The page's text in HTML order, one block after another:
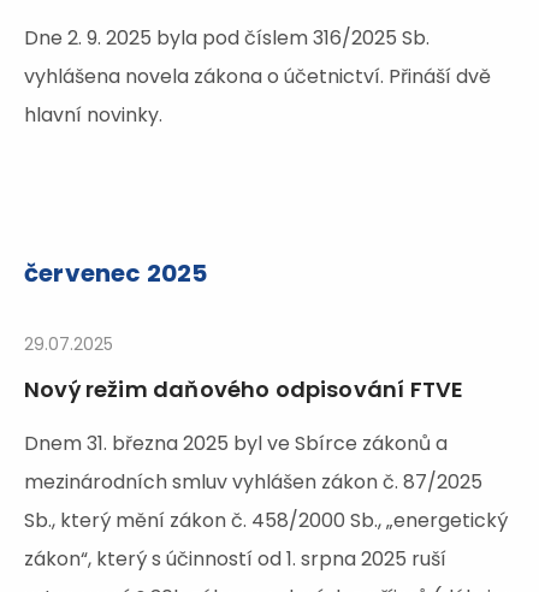
Dne 2. 9. 2025 byla pod číslem 316/2025 Sb.
vyhlášena novela zákona o účetnictví. Přináší dvě
hlavní novinky.
červenec 2025
29.07.2025
Nový režim daňového odpisování FTVE
Dnem 31. března 2025 byl ve Sbírce zákonů a
mezinárodních smluv vyhlášen zákon č. 87/2025
Sb., který mění zákon č. 458/2000 Sb., „energetický
zákon“, který s účinností od 1. srpna 2025 ruší